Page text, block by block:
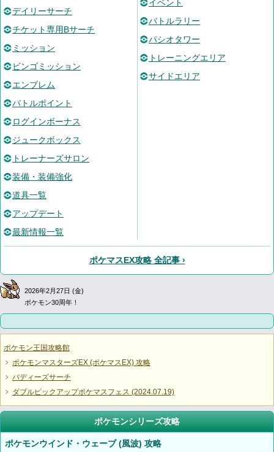
デイリーサーチ
チケット専用Bサーチ
ミッション
ビンゴミッション
エンブレム
バトルポイント
ログインボーナス
ジュークボックス
トレーナーズサロン
装備・装備強化
道具一覧
アップデート
最新情報一覧
イベント
バトルラリー
パシオタワー
トレーニングエリア
サイドエリア
ポケマスEX攻略 全記事 ›
2026年2月27日 (金)
ポケモン30周年！
ポケモン王国攻略館
ポケモンマスターズEX (ポケマスEX) 攻略
バディーズサーチ
ダブルピックアップポケマスフェス (2024.07.19)
ポケモンシリーズ攻略
ポケモンウインド・ウェーブ (風波) 攻略